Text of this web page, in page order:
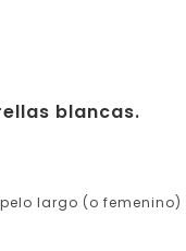
blancas.
largo (o